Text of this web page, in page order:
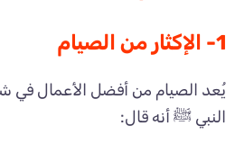
1- الإكثار من الصيام
يُعد الصيام من أفضل الأعمال في
النبي ﷺ أنه قال: